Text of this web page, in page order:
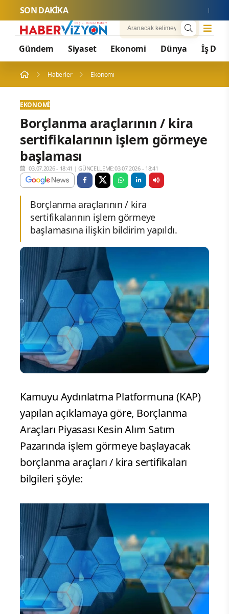
SON DAKİKA
Gündem Siyaset Ekonomi Dünya İş
Haberler Ekonomi
EKONOMI
Borçlanma araçlarının / kira
sertifikalarının işlem görmeye
başlaması
03.07.2026 - 18:41 |GÜNCELLEME:03.07.2026 - 18:41
Borçlanma araçlarının / kira
sertifikalarının işlem görmeye
başlamasına ilişkin bildirim yapıldı.
Kamuyu Aydınlatma Platformuna (KAP)
yapılan açıklamaya göre, Borçlanma
Araçları Piyasası Kesin Alım Satım
Pazarında işlem görmeye başlayacak
borçlanma araçları / kira sertifikaları
bilgileri şöyle: